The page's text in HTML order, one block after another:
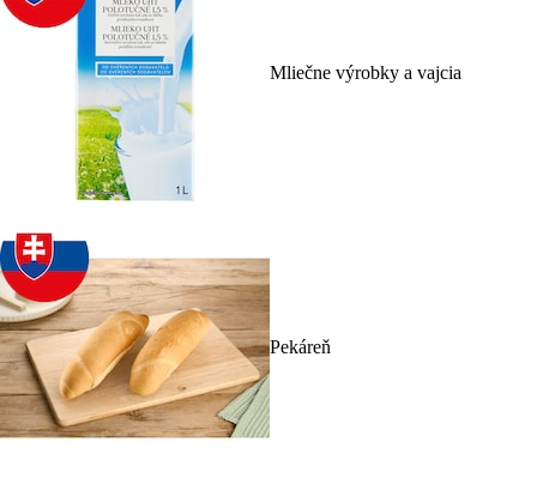
Mliečne výrobky a vajcia
Pekáreň